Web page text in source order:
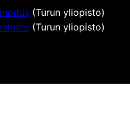
(Turun yliopisto)
(Turun yliopisto)